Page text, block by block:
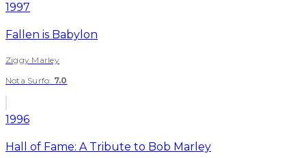
1997
Fallen is Babylon
Ziggy Marley
Nota Surfo: 7.0
1996
Hall of Fame: A Tribute to Bob Marley